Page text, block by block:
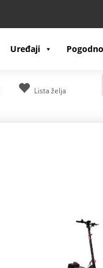
Uređaji
Lista želja